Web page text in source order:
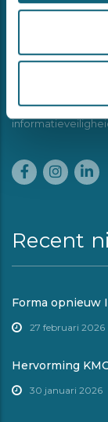
CONNECTING
van uw
opleidingsvragen
Recent
Forma opnieuw
27 februari 2026
Hervorming
30 januari 2026